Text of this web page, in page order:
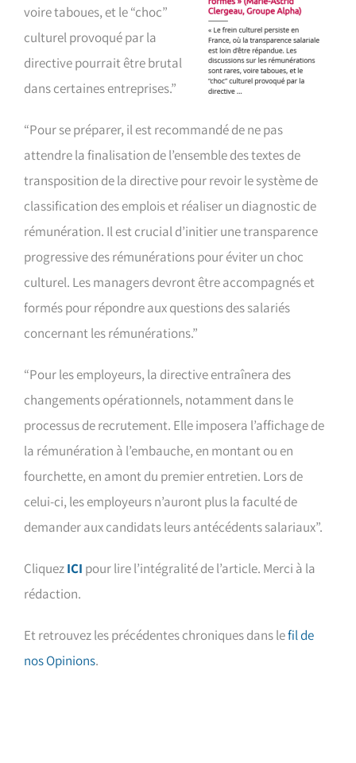
voire taboues, et le “choc”
culturel provoqué par la
directive pourrait être brutal
dans certaines entreprises.”
“Pour se préparer, il est recommandé de ne pas
attendre la finalisation de l’ensemble des textes de
transposition de la directive pour revoir le système de
classification des emplois et réaliser un diagnostic de
rémunération. Il est crucial d’initier une transparence
progressive des rémunérations pour éviter un choc
culturel. Les managers devront être accompagnés et
formés pour répondre aux questions des salariés
concernant les rémunérations.”
“Pour les employeurs, la directive entraînera des
changements opérationnels, notamment dans le
processus de recrutement. Elle imposera l’affichage de
la rémunération à l’embauche, en montant ou en
fourchette, en amont du premier entretien. Lors de
celui-ci, les employeurs n’auront plus la faculté de
demander aux candidats leurs antécédents salariaux”.
CliquezICI pour lire l’intégralité de l’article. Merci à la
rédaction.
Et retrouvez les précédentes chroniques dans lefil de
nos Opinions.